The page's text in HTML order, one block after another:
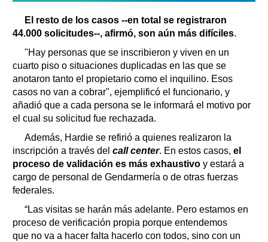
El resto de los casos --en total se registraron
44.000 solicitudes--, afirmó, son aún más difíciles.
"Hay personas que se inscribieron y viven en un
cuarto piso o situaciones duplicadas en las que se
anotaron tanto el propietario como el inquilino. Esos
casos no van a cobrar", ejemplificó el funcionario, y
añadió que a cada persona se le informará el motivo por
el cual su solicitud fue rechazada.
Además, Hardie se refirió a quienes realizaron la
inscripción a través del call center. En estos casos, el
proceso de validación es más exhaustivo y estará a
cargo de personal de Gendarmería o de otras fuerzas
federales.
“Las visitas se harán más adelante. Pero estamos en
proceso de verificación propia porque entendemos
que no va a hacer falta hacerlo con todos, sino con un